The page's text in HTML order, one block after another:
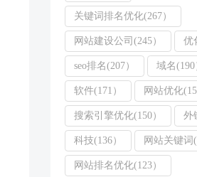
关键词排名优化(267）
网站建设公司(245） 优
seo排名(207） 域名(190
软件(171） 网站优化
搜索引擎优化(150） 外
科技(136） 网站关键词
网站排名优化(123）